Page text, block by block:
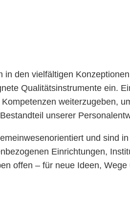
den vielfältigen
Qualitätsinstrumente ein.
weiterzugeben,
unserer
und sind
Einrichtungen,
offen – für neue Ideen,